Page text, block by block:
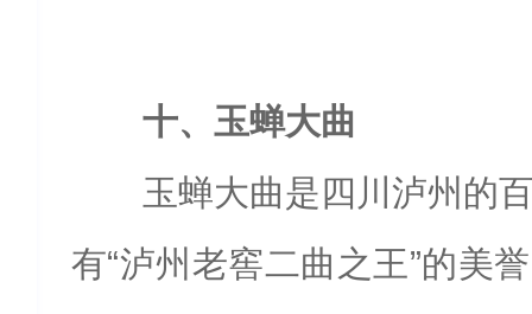
十、玉蝉大曲
玉蝉大曲是四川泸州的
有“泸州老窖二曲之王”的美